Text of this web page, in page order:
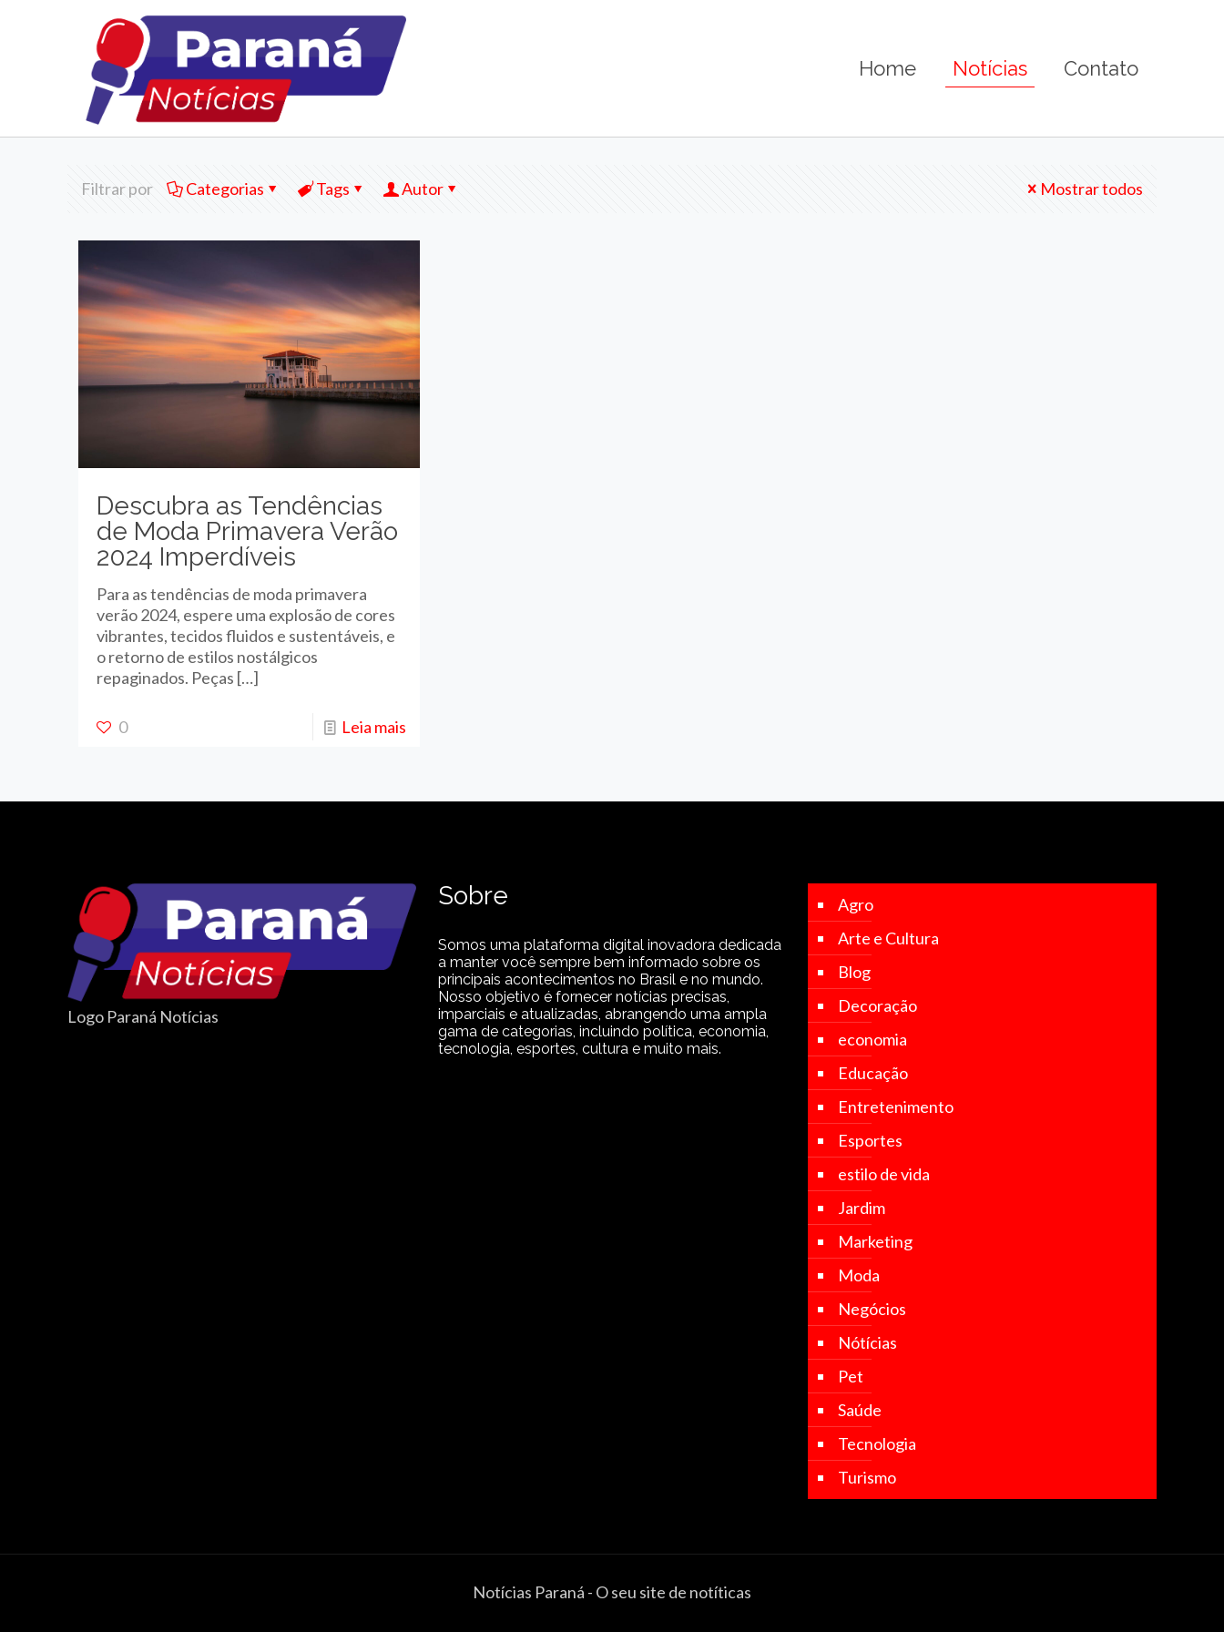
Home Notícias Contato
Filtrar por Categorias Tags Autor Mostrar todos
Descubra as Tendências
de Moda Primavera Verão
2024 Imperdíveis
Para as tendências de moda primavera
verão 2024, espere uma explosão de cores
vibrantes, tecidos fluidos e sustentáveis, e
o retorno de estilos nostálgicos
repaginados. Peças […]
0 Leia mais
Logo Paraná Notícias
Sobre
Somos uma plataforma digital inovadora dedicada
a manter você sempre bem informado sobre os
principais acontecimentos no Brasil e no mundo.
Nosso objetivo é fornecer notícias precisas,
imparciais e atualizadas, abrangendo uma ampla
gama de categorias, incluindo política, economia,
tecnologia, esportes, cultura e muito mais.
Agro
Arte e Cultura
Blog
Decoração
economia
Educação
Entretenimento
Esportes
estilo de vida
Jardim
Marketing
Moda
Negócios
Nótícias
Pet
Saúde
Tecnologia
Turismo
Notícias Paraná - O seu site de notíticas